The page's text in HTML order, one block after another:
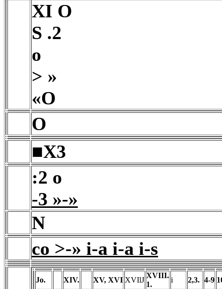
XI O
S .2
o
> »
«O
O
■X3
:2 o
-3 »-»
N
co >-» i-a i-a i-s
Jo. XIV. XV, XVI XVIlJ
XVIII.
1.
i 2,3. 4-9